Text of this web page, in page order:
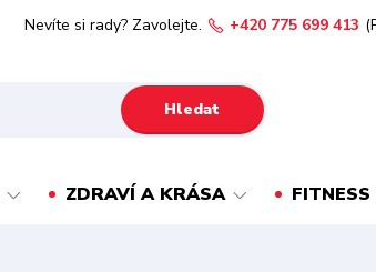
Hledat
Nevíte si rady? Zavolejte. +420 775 699 413
ZDRAVÍ A KRÁSA